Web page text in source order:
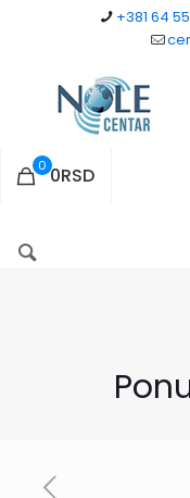
+381 64
0 0RSD